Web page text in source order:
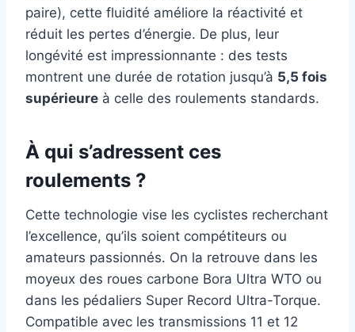
paire), cette fluidité améliore la réactivité et
réduit les pertes d’énergie. De plus, leur
longévité est impressionnante : des tests
montrent une durée de rotation jusqu’à 5,5 fois
supérieure à celle des roulements standards.
À qui s’adressent ces
roulements ?
Cette technologie vise les cyclistes recherchant
l’excellence, qu’ils soient compétiteurs ou
amateurs passionnés. On la retrouve dans les
moyeux des roues carbone Bora Ultra WTO ou
dans les pédaliers Super Record Ultra-Torque.
Compatible avec les transmissions 11 et 12